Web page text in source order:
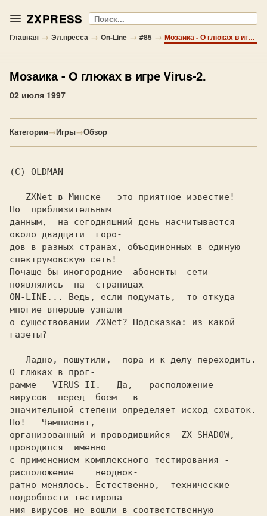
ZXPRESS Поиск
Главная → Эл.пресса → On-Line → #85 → Мозаика - О глюках в игре Virus-2.
Мозаика- О глюках в игре Virus-2.
02 июля 1997
Категории→Игры→Обзор
(C) OLDMAN
По  приблизительным
данным,  на сегодняшний день насчитывается
около двадцати  горо-
дов в разных странах, объединенных в единую
спектрумовскую сеть!
Почаще бы иногородние  абоненты  сети
появлялись  на  страницах
ON-LINE... Ведь, если подумать,  то откуда
многие впервые узнали
о существовании ZXNet? Подсказка: из какой
газеты?
О глюках в прог-
рамме	VIRUS II.   Да,   расположение
вирусов  перед	боем   в
значительной степени определяет исход схваток.
Но!   Чемпионат,
организованный и проводившийся	ZX-SHADOW,
проводился  именно
с применением комплексного тестирования -
расположение	неоднок-
ратно менялось. Естественно,  технические
подробности тестирова-
ния вирусов не вошли в соответственную